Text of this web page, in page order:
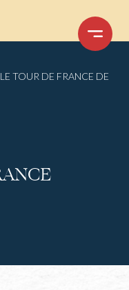
OUVRIR
MENU
LE TOUR DE FRANCE DE